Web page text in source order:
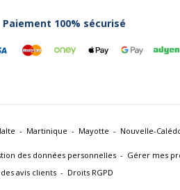
Paiement 100% sécurisé
Martinique Mayotte Nouvelle-
des données personnelles Gérer mes
avis clients
Droits RGPD